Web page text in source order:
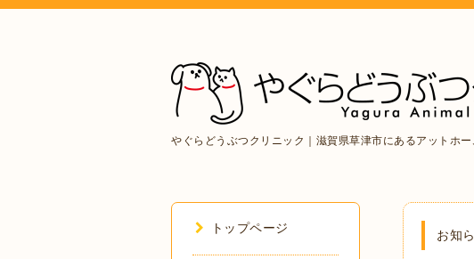
やぐらどうぶつクリニック｜滋賀県草津市にあるアットホー
お知
トップページ